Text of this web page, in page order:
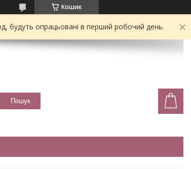
Кошик
будуть опрацьовані в перший робочий день.
Пошук